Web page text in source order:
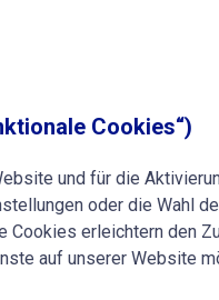
Cookies“)
und für die
oder die Wahl
erleichtern den
auf unserer Website